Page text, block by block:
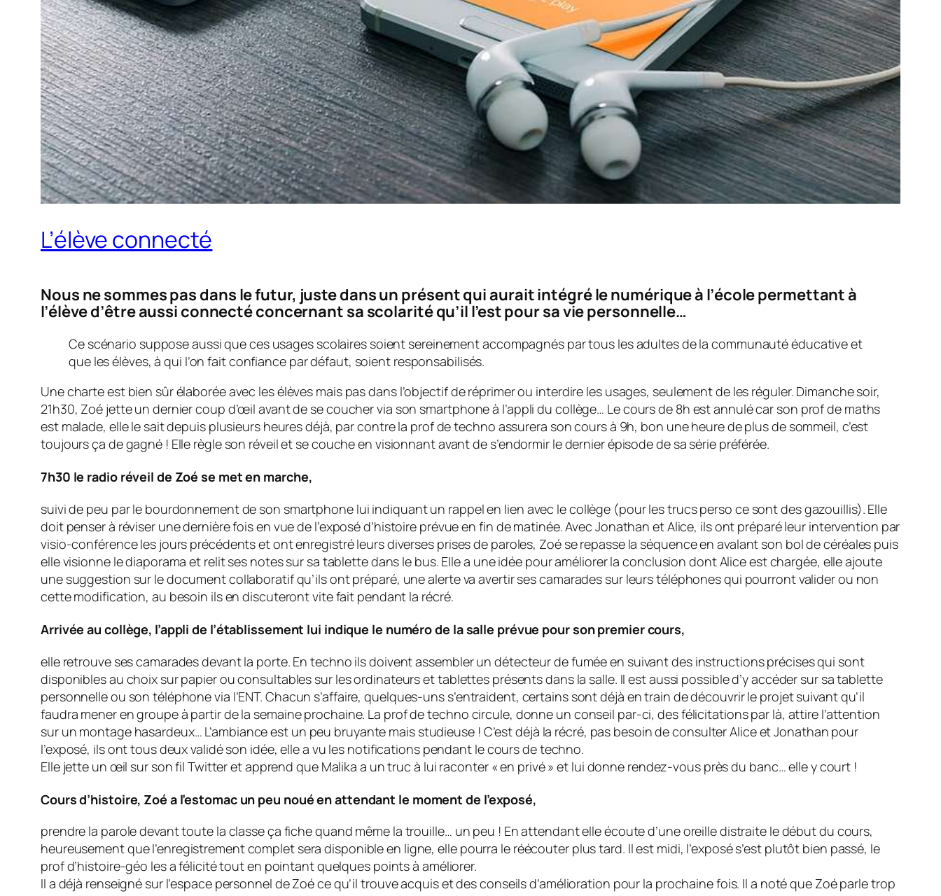
L’élève connecté
Nous ne sommes pas dans le futur, juste dans un présent qui aurait intégré le numérique à l’école permettant à
l’élève d’être aussi connecté concernant sa scolarité qu’il l’est pour sa vie personnelle…
Ce scénario suppose aussi que ces usages scolaires soient sereinement accompagnés par tous les adultes de la communauté éducative et
que les élèves, à qui l’on fait confiance par défaut, soient responsabilisés.
Une charte est bien sûr élaborée avec les élèves mais pas dans l’objectif de réprimer ou interdire les usages, seulement de les réguler. Dimanche soir,
21h30, Zoé jette un dernier coup d’œil avant de se coucher via son smartphone à l’appli du collège… Le cours de 8h est annulé car son prof de maths
est malade, elle le sait depuis plusieurs heures déjà, par contre la prof de techno assurera son cours à 9h, bon une heure de plus de sommeil, c’est
toujours ça de gagné ! Elle règle son réveil et se couche en visionnant avant de s’endormir le dernier épisode de sa série préférée.
7h30 le radio réveil de Zoé se met en marche,
suivi de peu par le bourdonnement de son smartphone lui indiquant un rappel en lien avec le collège (pour les trucs perso ce sont des gazouillis). Elle
doit penser à réviser une dernière fois en vue de l’exposé d’histoire prévue en fin de matinée. Avec Jonathan et Alice, ils ont préparé leur intervention par
visio-conférence les jours précédents et ont enregistré leurs diverses prises de paroles, Zoé se repasse la séquence en avalant son bol de céréales puis
elle visionne le diaporama et relit ses notes sur sa tablette dans le bus. Elle a une idée pour améliorer la conclusion dont Alice est chargée, elle ajoute
une suggestion sur le document collaboratif qu’ils ont préparé, une alerte va avertir ses camarades sur leurs téléphones qui pourront valider ou non
cette modification, au besoin ils en discuteront vite fait pendant la récré.
Arrivée au collège, l’appli de l’établissement lui indique le numéro de la salle prévue pour son premier cours,
elle retrouve ses camarades devant la porte. En techno ils doivent assembler un détecteur de fumée en suivant des instructions précises qui sont
disponibles au choix sur papier ou consultables sur les ordinateurs et tablettes présents dans la salle. Il est aussi possible d’y accéder sur sa tablette
personnelle ou son téléphone via l’ENT. Chacun s’affaire, quelques-uns s’entraident, certains sont déjà en train de découvrir le projet suivant qu’il
faudra mener en groupe à partir de la semaine prochaine. La prof de techno circule, donne un conseil par-ci, des félicitations par là, attire l’attention
sur un montage hasardeux… L’ambiance est un peu bruyante mais studieuse ! C’est déjà la récré, pas besoin de consulter Alice et Jonathan pour
l’exposé, ils ont tous deux validé son idée, elle a vu les notifications pendant le cours de techno.
Elle jette un œil sur son fil Twitter et apprend que Malika a un truc à lui raconter « en privé » et lui donne rendez-vous près du banc… elle y court !
Cours d’histoire, Zoé a l’estomac un peu noué en attendant le moment de l’exposé,
prendre la parole devant toute la classe ça fiche quand même la trouille… un peu ! En attendant elle écoute d’une oreille distraite le début du cours,
heureusement que l’enregistrement complet sera disponible en ligne, elle pourra le réécouter plus tard. Il est midi, l’exposé s’est plutôt bien passé, le
prof d’histoire-géo les a félicité tout en pointant quelques points à améliorer.
Il a déjà renseigné sur l’espace personnel de Zoé ce qu’il trouve acquis et des conseils d’amélioration pour la prochaine fois. Il a noté que Zoé parle trop